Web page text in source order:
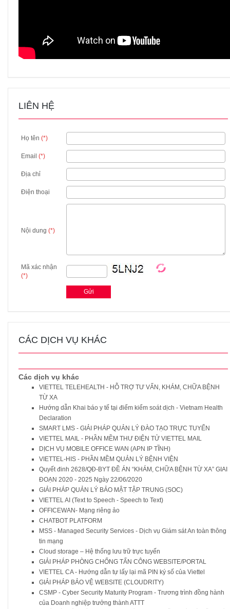
LIÊN HỆ
Họ tên (*)
Email (*)
Địa chỉ
Điện thoại
Nội dung (*)
Mã xác nhận
(*)
CÁC DỊCH VỤ KHÁC
Các dịch vụ khác
VIETTEL TELEHEALTH - HỖ TRỢ TƯ VẤN, KHÁM, CHỮA BỆNH
TỪ XA
Hướng dẫn Khai báo y tế tại điểm kiểm soát dịch - Vietnam Health
Declaration
SMART LMS - GIẢI PHÁP QUẢN LÝ ĐÀO TẠO TRỰC TUYẾN
VIETTEL MAIL - PHẦN MỀM THƯ ĐIỆN TỬ VIETTEL MAIL
DỊCH VỤ MOBILE OFFICE WAN (APN IP TĨNH)
VIETTEL-HIS - PHẦN MỀM QUẢN LÝ BỆNH VIỆN
Quyết đinh 2628/QĐ-BYT ĐỀ ÁN “KHÁM, CHỮA BỆNH TỪ XA” GIAI
ĐOẠN 2020 - 2025 Ngày 22/06/2020
GIẢI PHÁP QUẢN LÝ BẢO MẬT TẬP TRUNG (SOC)
VIETTEL AI (Text to Speech - Speech to Text)
OFFICEWAN- Mạng riêng ảo
CHATBOT PLATFORM
MSS - Managed Security Services - Dịch vụ Giám sát An toàn thông
tin mạng
Cloud storage – Hệ thống lưu trữ trực tuyến
GIẢI PHÁP PHÒNG CHỐNG TẤN CÔNG WEBSITE/PORTAL
VIETTEL CA - Hướng dẫn tự lấy lại mã PIN ký số của Viettel
GIẢI PHÁP BẢO VỆ WEBSITE (CLOUDRITY)
CSMP - Cyber Security Maturity Program - Trương trình đồng hành
của Doanh nghiệp trưởng thành ATTT